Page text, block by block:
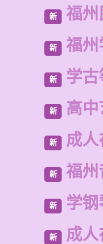
新 福州
新 福州
新 学
新 高
新 成
新 福州
新 学
新 成